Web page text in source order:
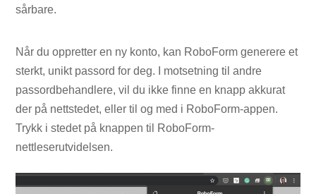
sårbare.
Når du oppretter en ny konto, kan RoboForm generere et
sterkt, unikt passord for deg. I motsetning til andre
passordbehandlere, vil du ikke finne en knapp akkurat
der på nettstedet, eller til og med i RoboForm-appen.
Trykk i stedet på knappen til RoboForm-
nettleserutvidelsen.